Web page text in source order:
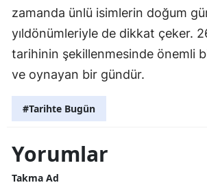
zamanda ünlü isimlerin doğum
yıldönümleriyle de dikkat çeker.
tarihinin şekillenmesinde önemli
ve oynayan bir gündür.
#Tarihte Bugün
Yorumlar
Takma Ad